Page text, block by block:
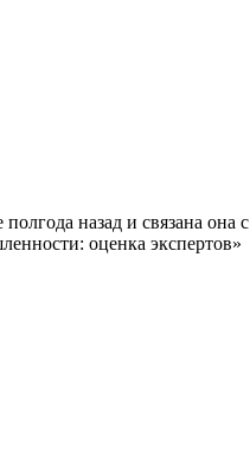
назад и связана она с
оценка экспертов»